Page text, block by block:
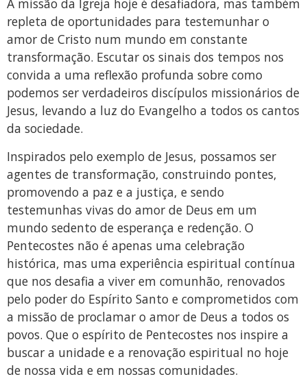
A missão da Igreja hoje é desafiadora, mas também
repleta de oportunidades para testemunhar o
amor de Cristo num mundo em constante
transformação. Escutar os sinais dos tempos nos
convida a uma reflexão profunda sobre como
podemos ser verdadeiros discípulos missionários de
Jesus, levando a luz do Evangelho a todos os cantos
da sociedade.
Inspirados pelo exemplo de Jesus, possamos ser
agentes de transformação, construindo pontes,
promovendo a paz e a justiça, e sendo
testemunhas vivas do amor de Deus em um
mundo sedento de esperança e redenção. O
Pentecostes não é apenas uma celebração
histórica, mas uma experiência espiritual contínua
que nos desafia a viver em comunhão, renovados
pelo poder do Espírito Santo e comprometidos com
a missão de proclamar o amor de Deus a todos os
povos. Que o espírito de Pentecostes nos inspire a
buscar a unidade e a renovação espiritual no hoje
de nossa vida e em nossas comunidades.